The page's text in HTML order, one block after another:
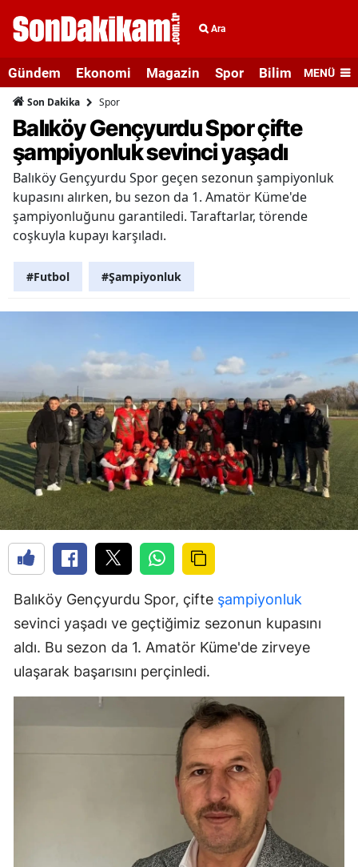
Ara
Gündem Ekonomi Magazin Spor Bilim veMENÜ
Son Dakika Spor
Balıköy Gençyurdu Spor çifte
şampiyonluk sevinci yaşadı
Balıköy Gençyurdu Spor geçen sezonun şampiyonluk
kupasını alırken, bu sezon da 1. Amatör Küme'de
şampiyonluğunu garantiledi. Taraftarlar, törende
coşkuyla kupayı karşıladı.
#Futbol #Şampiyonluk
Balıköy Gençyurdu Spor, çifte şampiyonluk
sevinci yaşadı ve geçtiğimiz sezonun kupasını
aldı. Bu sezon da 1. Amatör Küme'de zirveye
ulaşarak başarısını perçinledi.